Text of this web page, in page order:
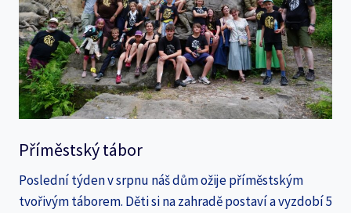
Příměstský tábor
Poslední týden v srpnu náš dům ožije příměstským
tvořivým táborem. Děti si na zahradě postaví a vyzdobí 5